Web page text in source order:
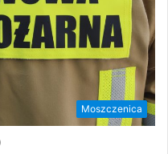
Moszczenica